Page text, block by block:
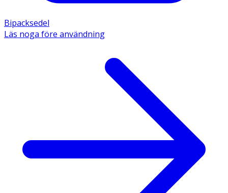
Bipacksedel
Läs noga före användning